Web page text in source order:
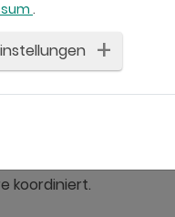
Change Management
oder Probleme zu
zu lösen.
Netzwerks, wird vom
Hardware,
koordiniert.
.